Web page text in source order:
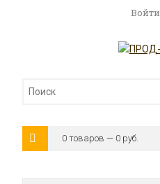
Войти
0 товаров — 0 руб.